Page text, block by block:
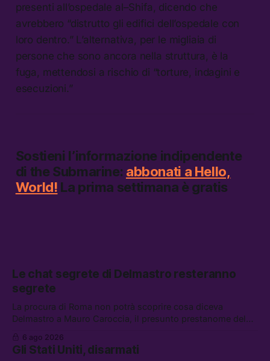
presenti all’ospedale al–Shifa, dicendo che
avrebbero “distrutto gli edifici dell’ospedale con
loro dentro.” L’alternativa, per le migliaia di
persone che sono ancora nella struttura, è la
fuga, mettendosi a rischio di “torture, indagini e
esecuzioni.”
Sostieni l’informazione indipendente
di the Submarine: abbonati a Hello,
World! La prima settimana è gratis
Le chat segrete di Delmastro resteranno
segrete
La procura di Roma non potrà scoprire cosa diceva
Delmastro a Mauro Caroccia, il presunto prestanome del
attacchi in Libano, il governo chiederà 36 miliardi di
flessibilità in armi e energia, e Grokipedia è già stata
6 ago 2026
Gli Stati Uniti, disarmati